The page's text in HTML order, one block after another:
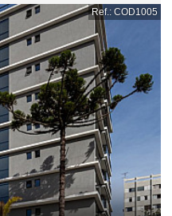
Ref.: COD1005